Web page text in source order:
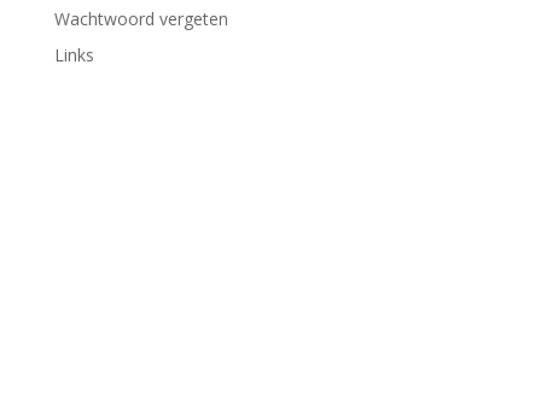
Wachtwoord vergeten
Links